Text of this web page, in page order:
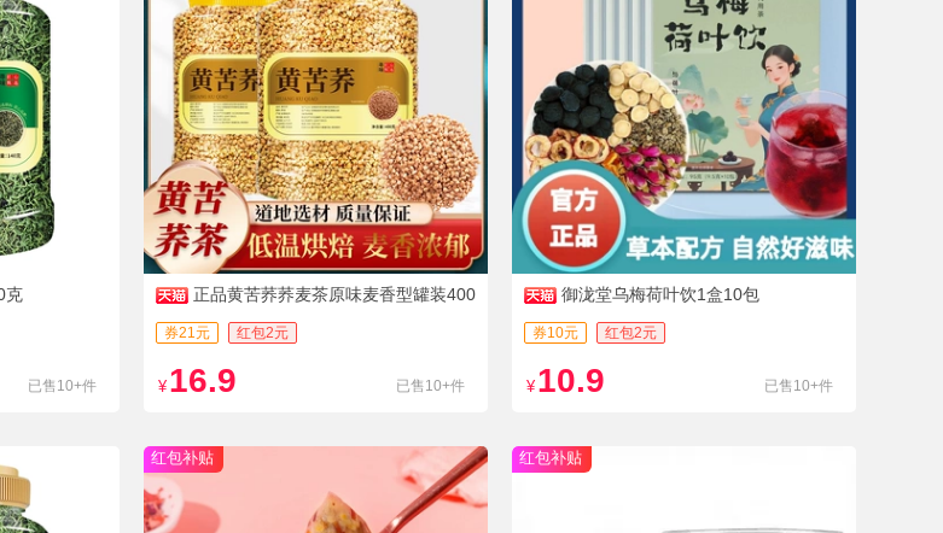
克
已售10+件
正品黄苦荞荞麦茶原味麦香型罐装400
克券21元 红包2元
¥ 16.9 已售10+件
御泷堂乌梅荷叶饮1盒10包
券10元 红包2元
¥ 10.9 已售10+件
红包补贴 红包补贴